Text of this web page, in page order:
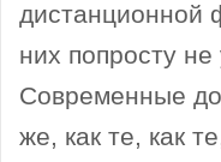
дистанционной
них попросту не
Современные
же, как те, как